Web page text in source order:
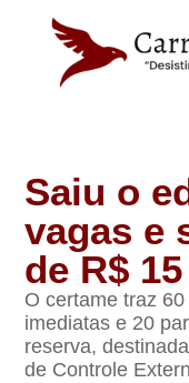
Saiu o
vagas e
de R$
O certame traz
imediatas e 20
reserva,
de Controle